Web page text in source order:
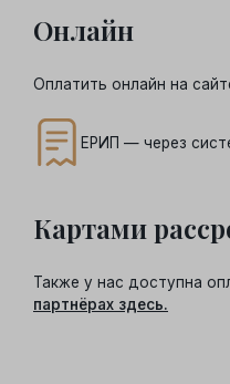
Онлайн
Оплатить онлайн на
ЕРИП — через
Картами
Также у нас доступна
партнёрах здесь.